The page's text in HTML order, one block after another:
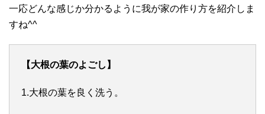
一応どんな感じか分かるように我が家の作り方を紹介しま
すね^^
【大根の葉のよごし】
1.大根の葉を良く洗う。